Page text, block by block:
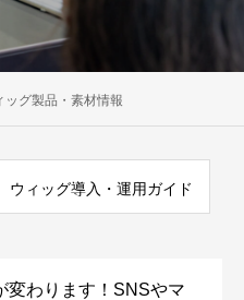
ッグ製品・素材情報
ウィッグ導入・運用ガイド
変わります！SNSやマ